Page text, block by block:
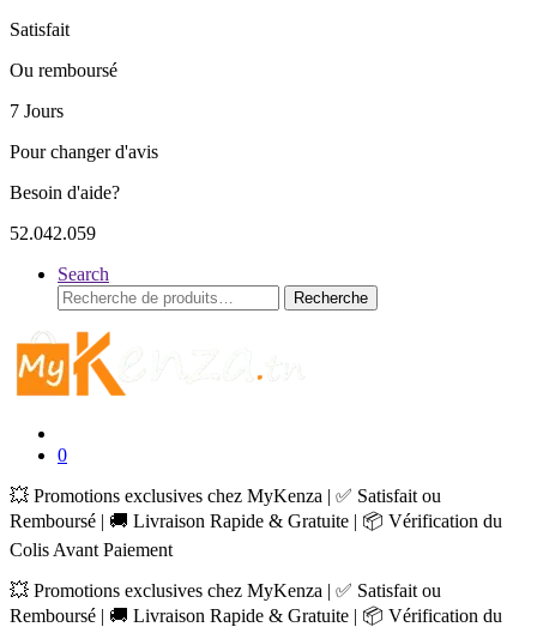
Satisfait
Ou remboursé
7 Jours
Pour changer d'avis
Besoin d'aide?
52.042.059
Search
Recherche
pour :
Recherche
0
💥 Promotions exclusives chez MyKenza | ✅ Satisfait ou
Remboursé | 🚚 Livraison Rapide & Gratuite | 📦 Vérification du
Colis Avant Paiement
💥 Promotions exclusives chez MyKenza | ✅ Satisfait ou
Remboursé | 🚚 Livraison Rapide & Gratuite | 📦 Vérification du